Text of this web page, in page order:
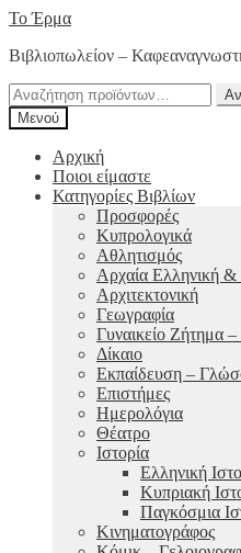
Απευθείας
στην
Μετάβαση
περιεχόμενο
Το Έρμα
Βιβλιοπωλείον –
Αναζήτηση
για:Μενού
Αρχική
Ποιοι είμαστε
Κατηγορίες Βιβλίων
Προσφορές
Κυπρολογικά
Αθλητισμός
Αρχαία Ελληνική
Αρχιτεκτονική
Γεωγραφία
Γυναικείο Ζήτημα –
Δίκαιο
Εκπαίδευση –
Επιστήμες
Ημερολόγια
Θέατρο
Ιστορία
Ελληνική
Κυπριακή
Παγκόσμια
Κινηματογράφος